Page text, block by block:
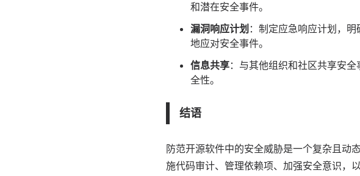
和潜在安全事件。
漏洞响应计划 ：制定应急响应计划，
地应对安全事件。
信息共享：与其他组织和社区共享安
全性。
结语
防范开源软件中的安全威胁是一个复杂且动
施代码审计、管理依赖项、加强安全意识，